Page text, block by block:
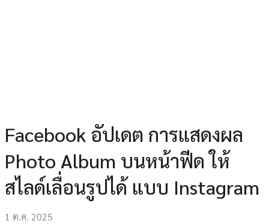
Facebook อัปเดต การแสดงผล
Photo Album บนหน้าฟีด ให้
สไลด์เลื่อนรูปได้ แบบ Instagram
1 ต.ค. 2025